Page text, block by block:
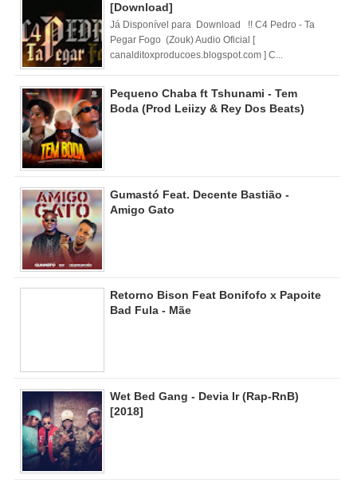
[Download]
Já Disponível para Download !! C4 Pedro - Ta
Pegar Fogo (Zouk) Audio Oficial [
canalditoxproducoes.blogspot.com ] C...
Pequeno Chaba ft Tshunami - Tem
Boda (Prod Leiizy & Rey Dos Beats)
Gumastó Feat. Decente Bastião -
Amigo Gato
Retorno Bison Feat Bonifofo x Papoite
Bad Fula - Mãe
Wet Bed Gang - Devia Ir (Rap-RnB)
[2018]